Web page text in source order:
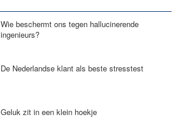
Wie beschermt ons tegen hallucinerende
ingenieurs?
De Nederlandse klant als beste stresstest
Geluk zit in een klein hoekje